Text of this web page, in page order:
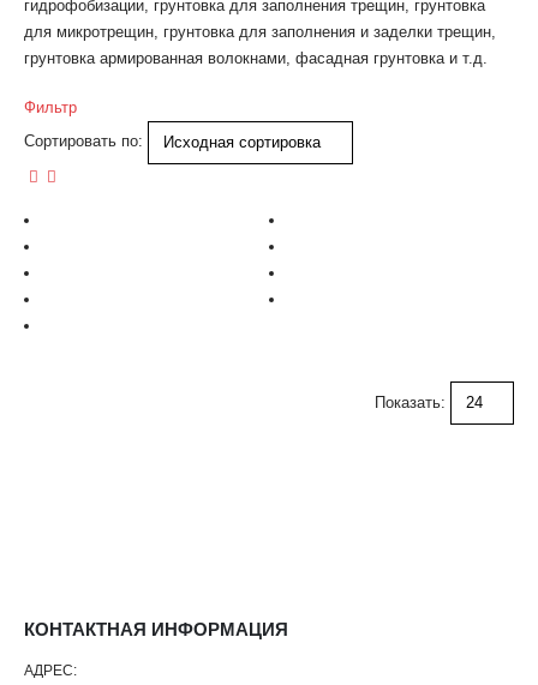
гидрофобизации, грунтовка для заполнения трещин, грунтовка
для микротрещин, грунтовка для заполнения и заделки трещин,
грунтовка армированная волокнами, фасадная грунтовка и т.д.
Фильтр
Сортировать по:
Показать:
КОНТАКТНАЯ ИНФОРМАЦИЯ
АДРЕС: